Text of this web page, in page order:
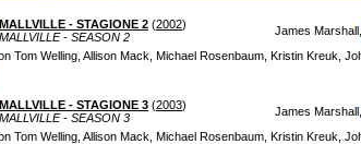
- STAGIONE 2 (2002)
- SEASON 2
James Marshall,
Tom Welling, Allison Mack, Michael Rosenbaum, Kristin Kreuk,
- STAGIONE 3 (2003)
- SEASON 3
James Marshall,
Tom Welling, Allison Mack, Michael Rosenbaum, Kristin Kreuk,